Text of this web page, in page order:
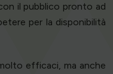
il pubblico pronto ad
per la disponibilità
efficaci, ma anche